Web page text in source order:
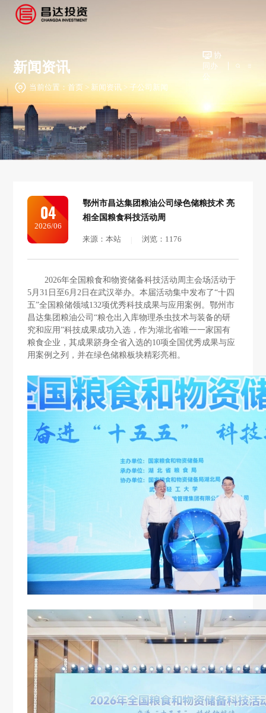
协
同办
公
新闻资讯
当前位置： 首页 > 新闻资讯> 子公司新闻
04
2026/06
鄂州市昌达集团粮油公司绿色储粮技术 亮
相全国粮食科技活动周
来源：本站 浏览：1176
2026年全国粮食和物资储备科技活动周主会场活动于
5月31日至6月2日在武汉举办。本届活动集中发布了“十四
五”全国粮储领域132项优秀科技成果与应用案例。鄂州市
昌达集团粮油公司“粮仓出入库物理杀虫技术与装备的研
究和应用”科技成果成功入选，作为湖北省唯一一家国有
粮食企业，其成果跻身全省入选的10项全国优秀成果与应
用案例之列，并在绿色储粮板块精彩亮相。